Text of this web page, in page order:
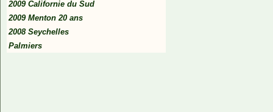
2009 Californie du Sud
2009 Menton 20 ans
2008 Seychelles
Palmiers